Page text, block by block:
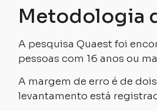
Metodologia
A pesquisa Quaest foi
pessoas com 16 anos ou
A margem de erro é de
levantamento está